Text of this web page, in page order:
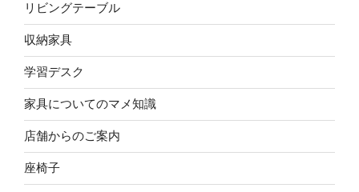
リビングテーブル
収納家具
学習デスク
家具についてのマメ知識
店舗からのご案内
座椅子